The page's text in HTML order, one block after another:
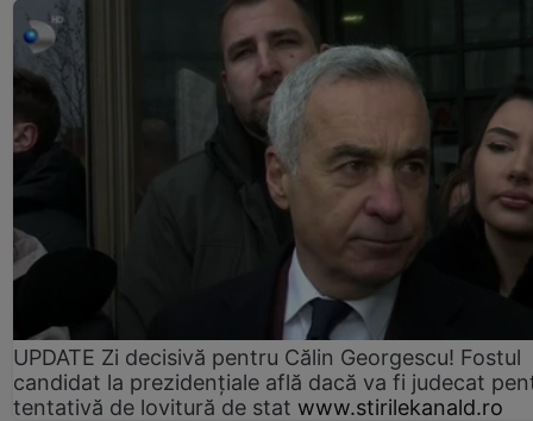
UPDATE Zi decisivă pentru Călin Georgescu! Fostul
candidat la prezidențiale află dacă va fi judecat
tentativă de lovitură de stat www.stirilekanald.ro